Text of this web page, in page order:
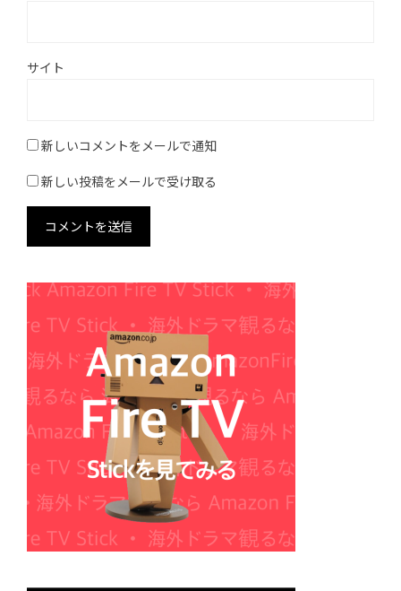
サイト
新しいコメントをメールで通知
新しい投稿をメールで受け取る